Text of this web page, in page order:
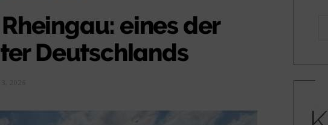
eines der
Deutschlands